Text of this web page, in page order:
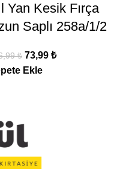
Yan Kesik Fırça
Saplı 258a/1/2
₺ 73,99 ₺
Ekle